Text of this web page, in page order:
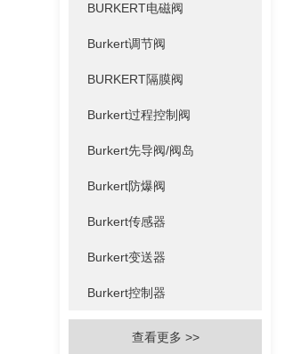
BURKERT电磁阀
Burkert调节阀
BURKERT隔膜阀
Burkert过程控制阀
Burkert先导阀/阀岛
Burkert防爆阀
Burkert传感器
Burkert变送器
Burkert控制器
查看更多 >>